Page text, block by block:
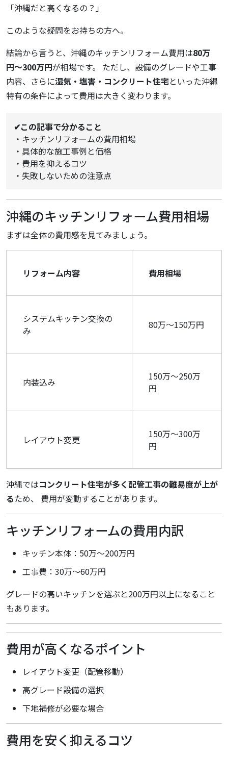
「沖縄だと高くなるの？」
このような疑問をお持ちの方へ。
結論から言うと、沖縄のキッチンリフォーム費用は80万
円〜300万円が相場です。 ただし、設備のグレードや工事
内容、さらに湿気・塩害・コンクリート住宅といった沖縄
特有の条件によって費用は大きく変わります。
✔この記事で分かること
・キッチンリフォームの費用相場
・具体的な施工事例と価格
・費用を抑えるコツ
・失敗しないための注意点
沖縄のキッチンリフォーム費用相場
まずは全体の費用感を見てみましょう。
リフォーム内容 費用相場
システムキッチン交換の
み
80万〜150万円
内装込み
150万〜250万
円
レイアウト変更
150万〜300万
円
沖縄ではコンクリート住宅が多く配管工事の難易度が上が
るため、 費用が変動することがあります。
キッチンリフォームの費用内訳
キッチン本体：50万〜200万円
工事費：30万〜60万円
グレードの高いキッチンを選ぶと200万円以上になること
もあります。
費用が高くなるポイント
レイアウト変更（配管移動）
高グレード設備の選択
下地補修が必要な場合
費用を安く抑えるコツ